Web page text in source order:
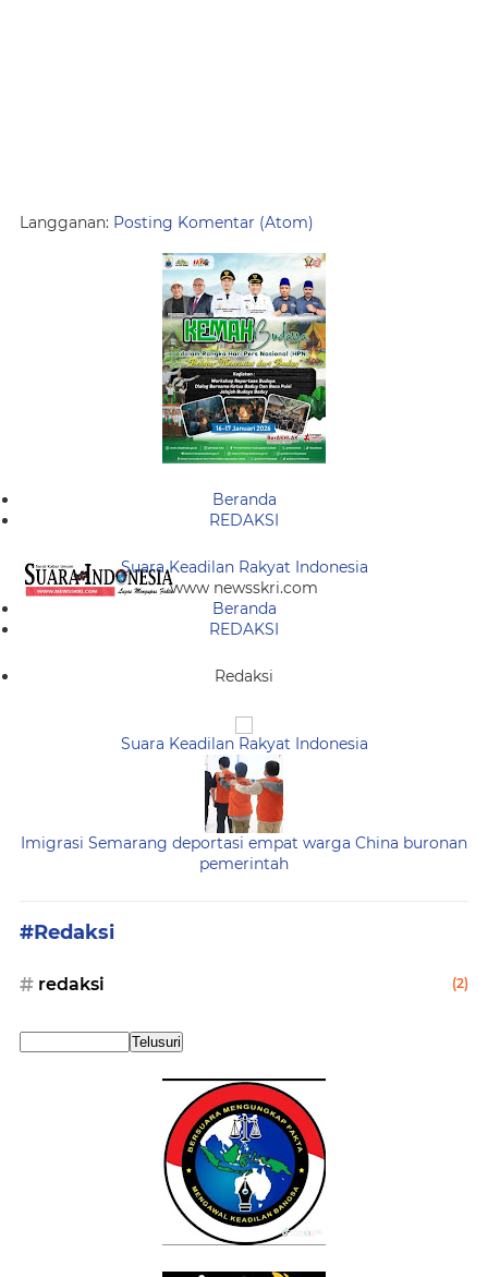
Langganan: Posting Komentar (Atom)
Beranda
REDAKSI
Suara Keadilan Rakyat Indonesia
www newsskri.com
Beranda
REDAKSI
Redaksi
Suara Keadilan Rakyat Indonesia
Imigrasi Semarang deportasi empat warga China buronan
pemerintah
#Redaksi
redaksi (2)